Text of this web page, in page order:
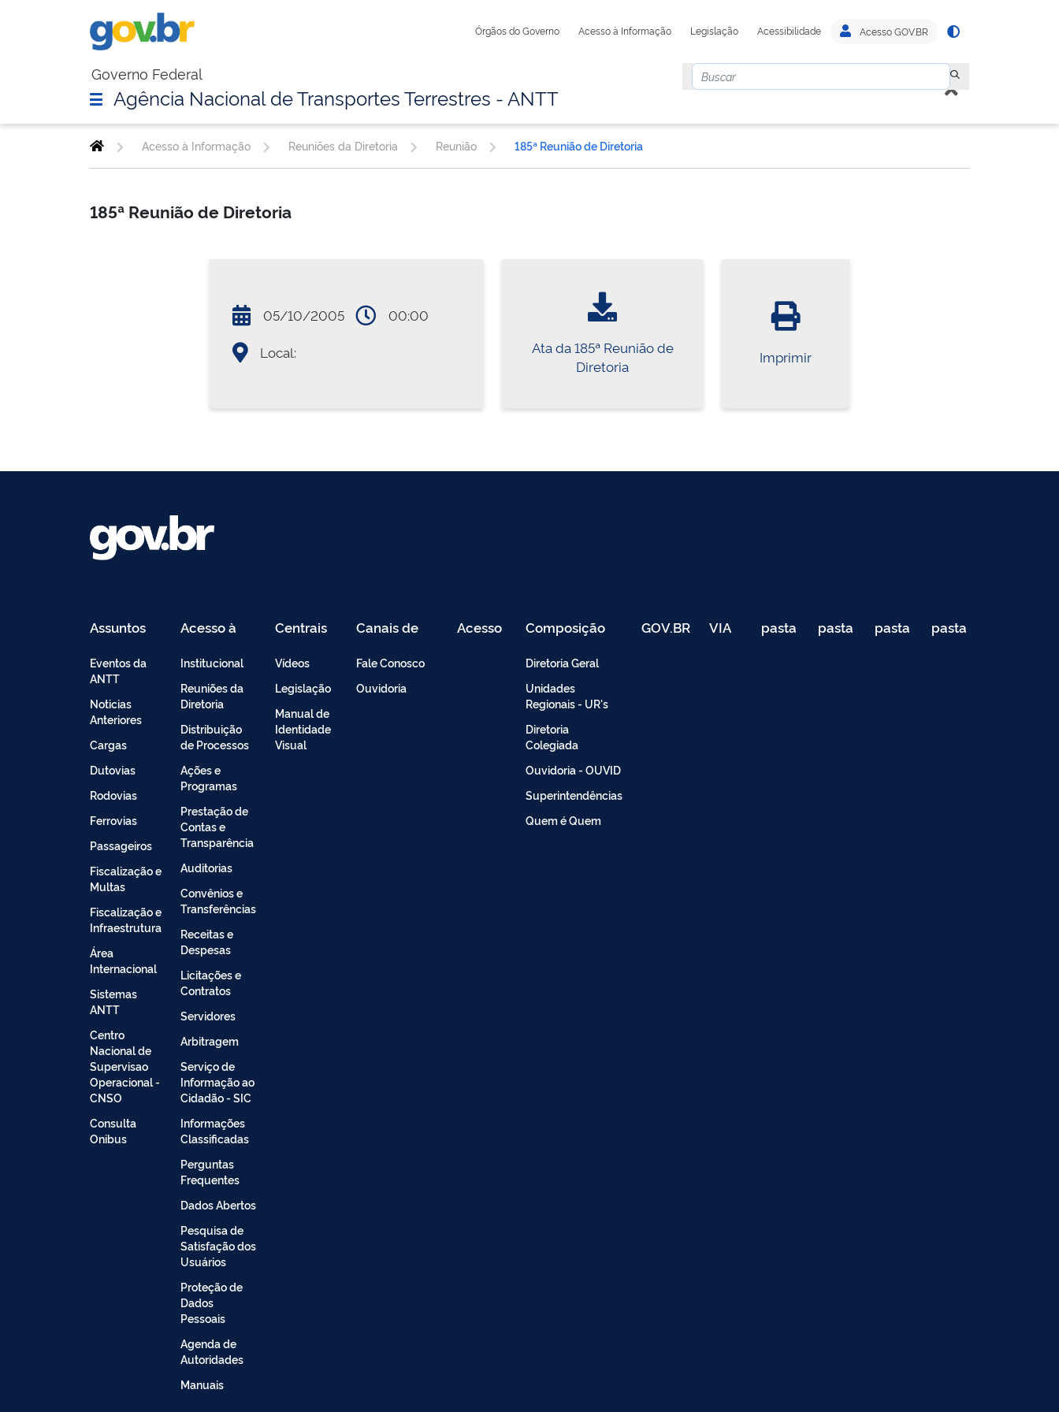
Órgãos do Governo Acesso à Informação Legislação Acessibilidade Acesso GOV.BR
Governo Federal
Agência Nacional de Transportes Terrestres - ANTT
Acesso à Informação Reuniões da Diretoria Reunião 185ª Reunião de Diretoria
185ª Reunião de Diretoria
05/10/2005 00:00
Local:
Ata da 185ª Reunião de
Diretoria
Imprimir
Assuntos
Eventos da
ANTT
Noticias
Anteriores
Cargas
Dutovias
Rodovias
Ferrovias
Passageiros
Fiscalização e
Multas
Fiscalização e
Infraestrutura
Área
Internacional
Sistemas
ANTT
Centro
Nacional de
Supervisao
Operacional -
CNSO
Consulta
Onibus
Acesso à
Institucional
Reuniões da
Diretoria
Distribuição
de Processos
Ações e
Programas
Prestação de
Contas e
Transparência
Auditorias
Convênios e
Transferências
Receitas e
Despesas
Licitações e
Contratos
Servidores
Arbitragem
Serviço de
Informação ao
Cidadão - SIC
Informações
Classificadas
Perguntas
Frequentes
Dados Abertos
Pesquisa de
Satisfação dos
Usuários
Proteção de
Dados
Pessoais
Agenda de
Autoridades
Manuais
Centrais
Vídeos
Legislação
Manual de
Identidade
Visual
Canais de
Fale Conosco
Ouvidoria
Acesso Composição
Diretoria Geral
Unidades
Regionais - UR's
Diretoria
Colegiada
Ouvidoria - OUVID
Superintendências
Quem é Quem
GOV.BR VIA pasta
de
pasta
de
pasta
de
pasta
de